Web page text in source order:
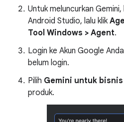
Untuk meluncurkan
Android Studio, lalu klik
Tool Windows > Agent.
Login ke Akun Google
belum login.
Pilih Gemini untuk bisnis
produk.